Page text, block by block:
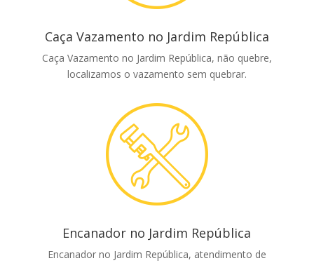
Caça Vazamento no Jardim República
Caça Vazamento no Jardim República, não quebre,
localizamos o vazamento sem quebrar.
Encanador no Jardim República
Encanador no Jardim República, atendimento de